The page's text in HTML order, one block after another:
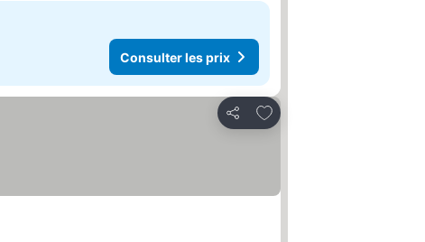
Consulter les prix
Partager
Ajouter à mes favoris